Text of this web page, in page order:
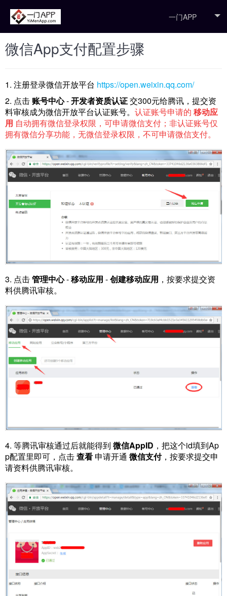
一门APP
微信App支付配置步骤
1. 注册登录微信开放平台 https://open.weixin.qq.com/
2. 点击 账号中心-开发者资质认证交300元给腾讯，提交资
料审核成为微信开放平台认证账号。 认证账号申请的 移动应
用 自动拥有微信登录权限，可申请微信支付；非认证账号仅
拥有微信分享功能，无微信登录权限，不可申请微信支付。
3. 点击管理中心-移动应用 -创建移动应用 ，按要求提交资
料供腾讯审核。
4. 等腾讯审核通过后就能得到 微信AppID ，把这个id填到Ap
p配置里即可，点击查看 申请开通 微信支付，按要求提交申
请资料供腾讯审核。